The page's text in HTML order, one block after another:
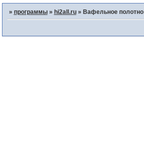
» программы » hi2all.ru » Вафельное полотно